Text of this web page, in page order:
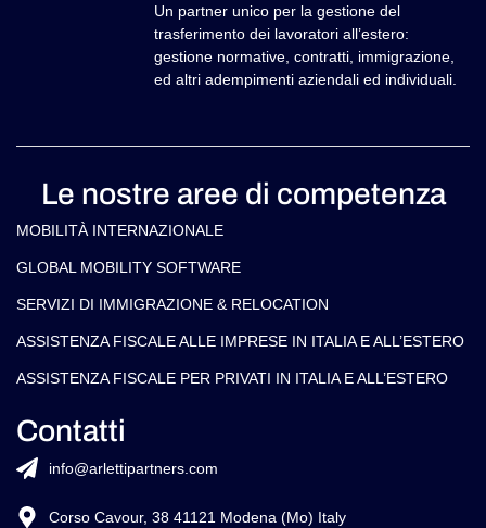
Un partner unico per la gestione del
trasferimento dei lavoratori all’estero:
gestione normative, contratti, immigrazione,
ed altri adempimenti aziendali ed individuali.
Le nostre aree di competenza
MOBILITÀ INTERNAZIONALE
GLOBAL MOBILITY SOFTWARE​
SERVIZI DI IMMIGRAZIONE & RELOCATION
ASSISTENZA FISCALE ALLE IMPRESE IN ITALIA E ALL’ESTERO
ASSISTENZA FISCALE PER PRIVATI IN ITALIA E ALL’ESTERO
Contatti
info@arlettipartners.com
Corso Cavour, 38 41121 Modena (Mo) Italy